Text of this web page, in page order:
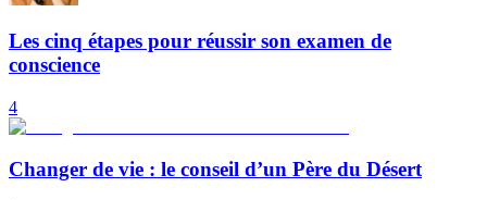
Les cinq étapes pour réussir son examen de
conscience
4
Changer de vie : le conseil d’un Père du Désert